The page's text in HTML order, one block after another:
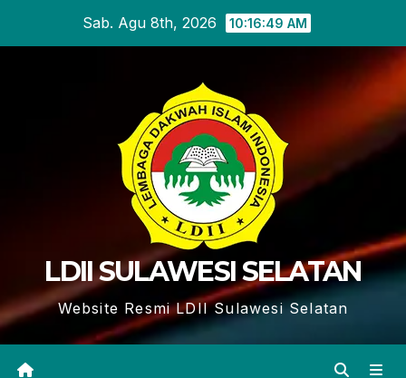
Sab. Agu 8th, 2026 10:16:50 AM
LDII SULAWESI SELATAN
Website Resmi LDII Sulawesi Selatan